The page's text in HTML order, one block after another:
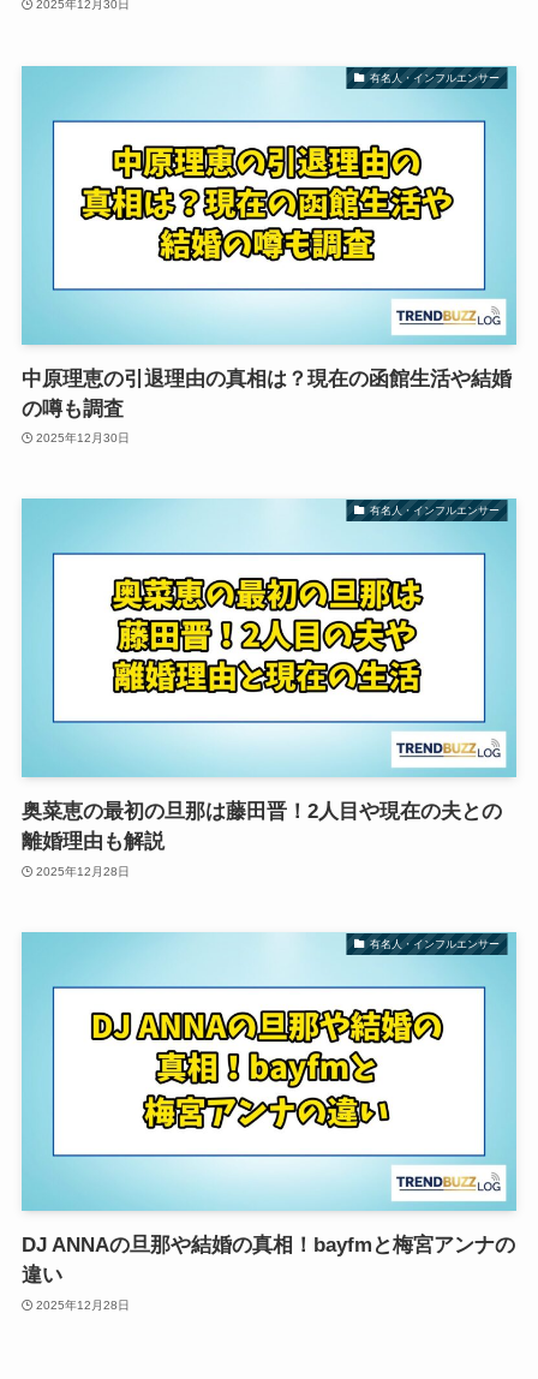
2025年12月30日
有名人・インフルエンサー
中原理恵の引退理由の真相は？現在の函館生活や結婚
の噂も調査
2025年12月30日
有名人・インフルエンサー
奥菜恵の最初の旦那は藤田晋！2人目や現在の夫との
離婚理由も解説
2025年12月28日
有名人・インフルエンサー
DJ ANNAの旦那や結婚の真相！bayfmと梅宮アンナの
違い
2025年12月28日